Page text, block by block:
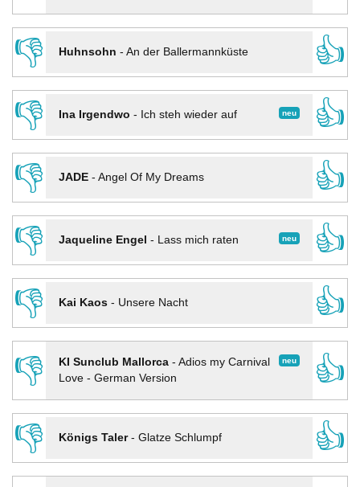
👎
Huhnsohn - An der Ballermannküste
👍
👎
neu
Ina Irgendwo - Ich steh wieder auf
👍
👎
JADE- Angel Of My Dreams
👍
👎
neu
Jaqueline Engel - Lass mich raten
👍
👎
Kai Kaos- Unsere Nacht
👍
👎
neu
KI Sunclub Mallorca- Adios my Carnival
Love - German Version
👍
👎
Königs Taler- Glatze Schlumpf
👍